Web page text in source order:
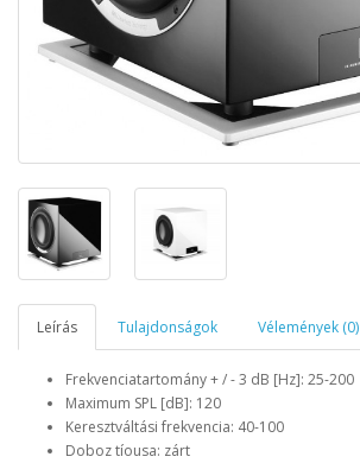
Leírás Tulajdonságok Vélemények (0)
Frekvenciatartomány + / - 3 dB [Hz]: 25-200
Maximum SPL [dB]: 120
Keresztváltási frekvencia: 40-100
Doboz tíousa: zárt